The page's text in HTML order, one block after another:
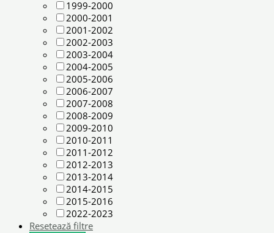
1999-2000
2000-2001
2001-2002
2002-2003
2003-2004
2004-2005
2005-2006
2006-2007
2007-2008
2008-2009
2009-2010
2010-2011
2011-2012
2012-2013
2013-2014
2014-2015
2015-2016
2022-2023
Resetează filtre